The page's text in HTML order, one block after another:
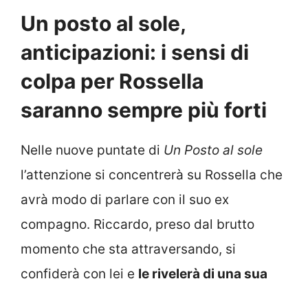
Un posto al sole,
anticipazioni: i sensi di
colpa per Rossella
saranno sempre più forti
Nelle nuove puntate di Un Posto al sole
l’attenzione si concentrerà su Rossella che
avrà modo di parlare con il suo ex
compagno. Riccardo, preso dal brutto
momento che sta attraversando, si
confiderà con lei e le rivelerà di una sua